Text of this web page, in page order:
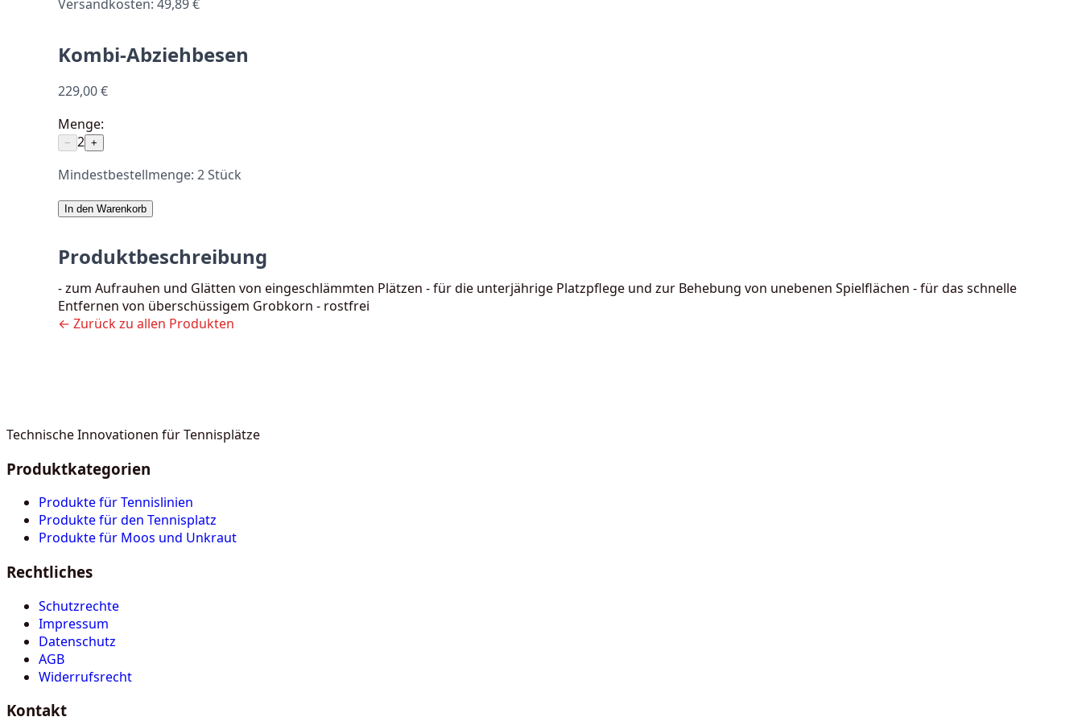
Versandkosten: 49,89 €
Kombi-Abziehbesen
229,00 €
Menge:
− 2 +
Mindestbestellmenge: 2Stück
In den Warenkorb
Produktbeschreibung
- zum Aufrauhen und Glätten von eingeschlämmten Plätzen - für die unterjährige Platzpflege und zur Behebung von unebenen Spielflächen - für das schnelle
Entfernen von überschüssigem Grobkorn - rostfrei
← Zurück zu allen Produkten
Technische Innovationen für Tennisplätze
Produktkategorien
Produkte für Tennislinien
Produkte für den Tennisplatz
Produkte für Moos und Unkraut
Rechtliches
Schutzrechte
Impressum
Datenschutz
AGB
Widerrufsrecht
Kontakt